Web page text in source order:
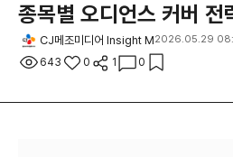
종목별 오디언스 커버 전
CJ메조미디어 Insight M2026.05.29
643 0 1 0